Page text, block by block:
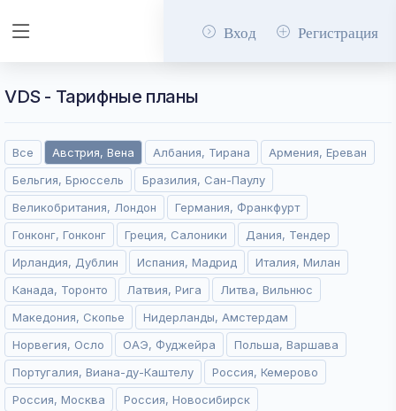
Вход Регистрация
VDS - Тарифные планы
Все Австрия, Вена Албания, Тирана
Армения, Ереван
Бельгия, Брюссель
Бразилия, Сан-Паулу
Великобритания, Лондон
Германия, Франкфурт
Гонконг, Гонконг
Греция, Салоники
Дания, Тендер
Ирландия, Дублин
Испания, Мадрид
Италия, Милан
Канада, Торонто
Латвия, Рига
Литва, Вильнюс
Македония, Скопье
Нидерланды, Амстердам
Норвегия, Осло
ОАЭ, Фуджейра
Польша, Варшава
Португалия, Виана-ду-Каштелу
Россия, Кемерово
Россия, Москва
Россия, Новосибирск